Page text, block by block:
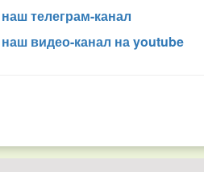
телеграм-канал
видео-канал на youtube